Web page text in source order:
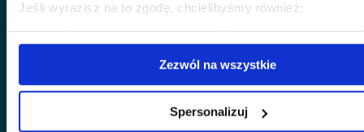
Jeśli wyrazisz na to zgodę, chcielibyśmy również:
Gromadzić dane dotyczące Twojej lokalizacji
Identyfikować Twoje urządzenie, aktywnie analizując
charakteryzującego je zbiory danych (fingerprinting,
wirtualny odcisk palca)
Zezwól na wszystkie
Spersonalizuj
portalu Bankster.press
Szukasz pomocy przy restrukturyzacji